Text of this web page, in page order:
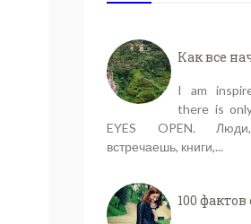
Как все
I am
there is
EYES OPEN.
встречаешь, книги,...
100